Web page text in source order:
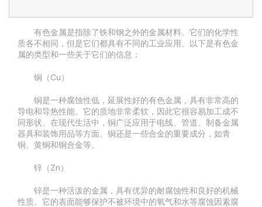
有色金属是指除了铁和钢之外的金属材料。它们的化学性
质各不相同，但是它们都具有不同的工业应用。以下是有色金
属的类型和一些关于它们的信息：
铜（Cu）
铜是一种腐蚀性低，延展性好的有色金属，具有非常高的
导电和导热性能。它的质地非常柔软，因此它很容易加工成不
同形状。在现代生活中，铜广泛应用于电线、管道、制备金属
器具和装饰用品等方面。铜还是一些合金的重要成分，如青
铜、黄铜和铜合金等。
锌（Zn）
锌是一种活泼的金属，具有优异的耐腐蚀性和良好的机械
性质。它的表面能够保护不被环境中的氧气和水等腐蚀因素腐